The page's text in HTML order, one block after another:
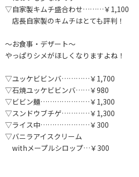
▽自家製キムチ盛合わせ………￥1,100
店長自家製のキムチはとても評判！
～お食事・デザート～
やっぱりシメがほしくなりますよね！
▽ユッケビビンバ…………￥1,700
▽石焼ユッケビビンバ……￥980
▽ビビン麺…………………￥1,300
▽スンドウブチゲ…………￥1,300
▽ライス中…………………￥300
▽バニラアイスクリーム
withメープルシロップ…￥300